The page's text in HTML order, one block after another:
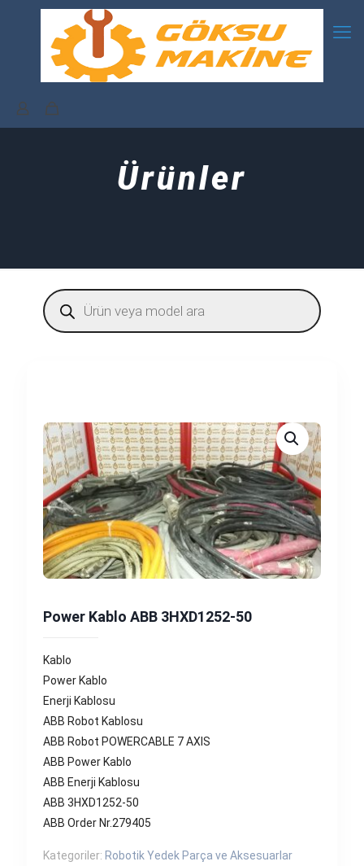
Ürünler
Products
search
Power Kablo ABB 3HXD1252-50
Kablo
Power Kablo
Enerji Kablosu
ABB Robot Kablosu
ABB Robot POWERCABLE 7 AXIS
ABB Power Kablo
ABB Enerji Kablosu
ABB 3HXD1252-50
ABB Order Nr.279405
Kategoriler: Robotik Yedek Parça ve Aksesuarlar